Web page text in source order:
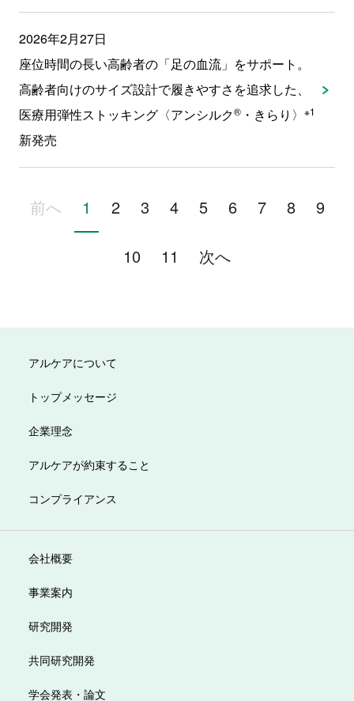
2026年2月27日
座位時間の長い高齢者の「足の血流」をサポート。
高齢者向けのサイズ設計で履きやすさを追求した、
医療用弾性ストッキング〈アンシルク®・きらり〉 ※1
新発売
前へ 1 2 3 4 5 6 7 8 9
10 11 次へ
アルケアについて
トップメッセージ
企業理念
アルケアが約束すること
コンプライアンス
会社概要
事業案内
研究開発
共同研究開発
学会発表・論文